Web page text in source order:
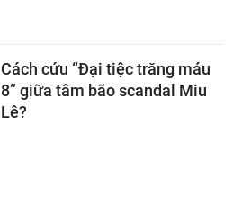
Cách cứu “Đại tiệc trăng máu
8” giữa tâm bão scandal Miu
Lê?